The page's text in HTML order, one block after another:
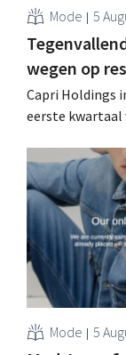
Mode 5
wegen op
Capri Holdings
eerste kwartaal
Kors, ondanks
Mode 5